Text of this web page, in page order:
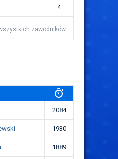
4
zawodników
2084
1930
1889